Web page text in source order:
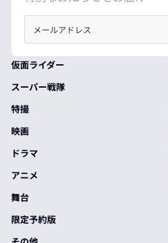
仮面ライダー
スーパー戦隊
特撮
映画
ドラマ
アニメ
舞台
限定予約版